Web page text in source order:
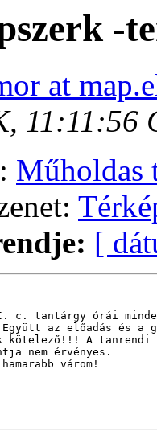
-
at
11:11:56
Műholdas
[
c. tantárgy órái
Együtt az előadás és
kötelező!!! A
nem érvényes.
várom!